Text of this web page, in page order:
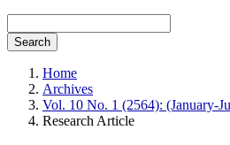
Search
Home
Archives
Vol. 10 No. 1 (2564): (January-
Research Article